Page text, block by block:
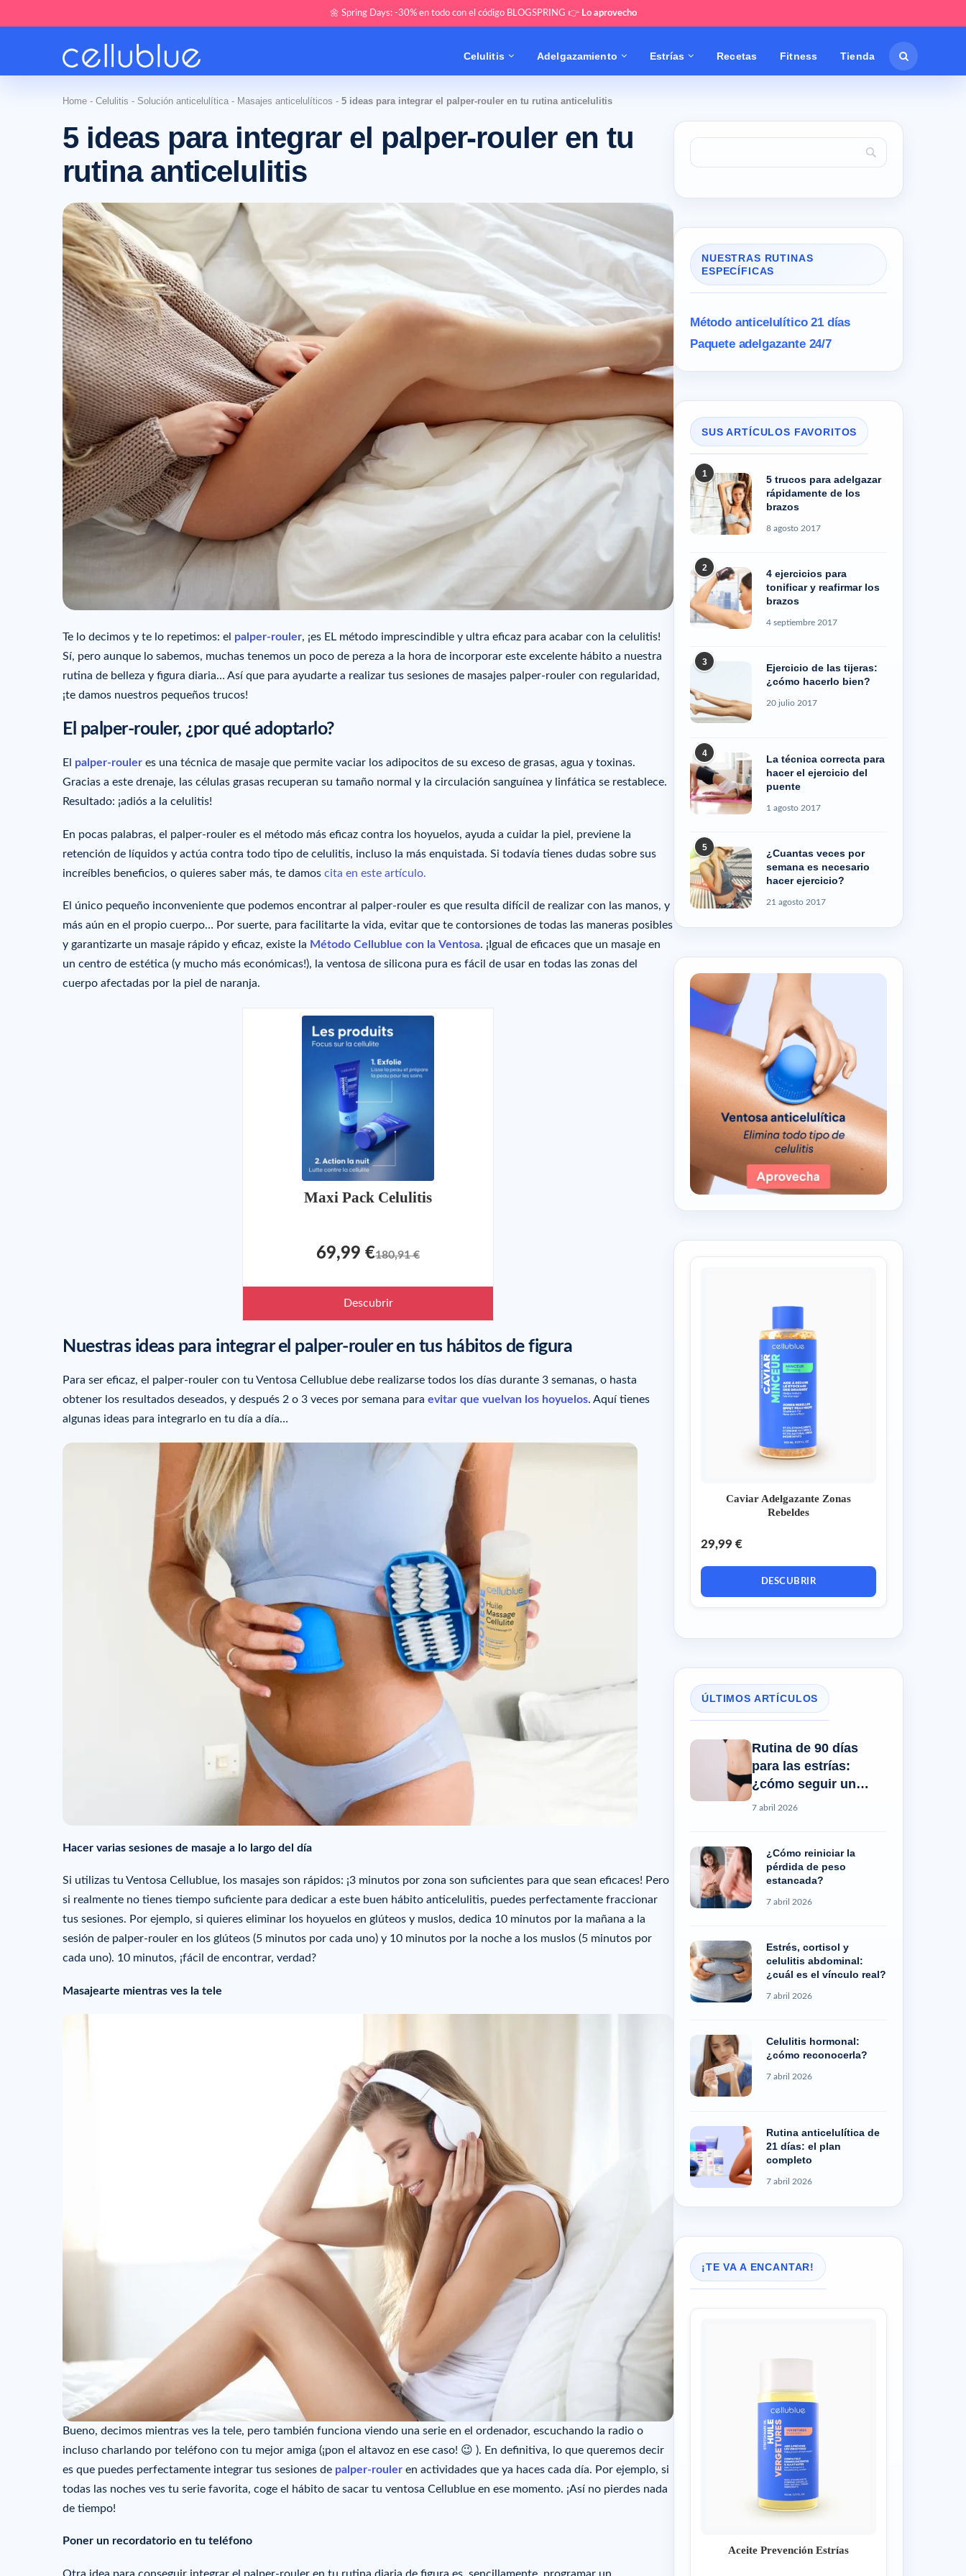
🌼 Spring Days: -30% en todo con el código BLOGSPRING 👉 Lo aprovecho
Celulitis Adelgazamiento Estrías Recetas Fitness Tienda
Home - Celulitis - Solución anticelulítica - Masajes anticelulíticos - 5 ideas para integrar el palper-rouler en tu rutina anticelulitis
5 ideas para integrar el palper-rouler en tu
rutina anticelulitis
Te lo decimos y te lo repetimos: el palper-rouler, ¡es EL método imprescindible y ultra eficaz para acabar con la celulitis!
Sí, pero aunque lo sabemos, muchas tenemos un poco de pereza a la hora de incorporar este excelente hábito a nuestra
rutina de belleza y figura diaria… Así que para ayudarte a realizar tus sesiones de masajes palper-rouler con regularidad,
¡te damos nuestros pequeños trucos!
El palper-rouler, ¿por qué adoptarlo?
El palper-rouler es una técnica de masaje que permite vaciar los adipocitos de su exceso de grasas, agua y toxinas.
Gracias a este drenaje, las células grasas recuperan su tamaño normal y la circulación sanguínea y linfática se restablece.
Resultado: ¡adiós a la celulitis!
En pocas palabras, el palper-rouler es el método más eficaz contra los hoyuelos, ayuda a cuidar la piel, previene la
retención de líquidos y actúa contra todo tipo de celulitis, incluso la más enquistada. Si todavía tienes dudas sobre sus
increíbles beneficios, o quieres saber más, te damos cita en este artículo.
El único pequeño inconveniente que podemos encontrar al palper-rouler es que resulta difícil de realizar con las manos, y
más aún en el propio cuerpo… Por suerte, para facilitarte la vida, evitar que te contorsiones de todas las maneras posibles
y garantizarte un masaje rápido y eficaz, existe la Método Cellublue con la Ventosa. ¡Igual de eficaces que un masaje en
un centro de estética (y mucho más económicas!), la ventosa de silicona pura es fácil de usar en todas las zonas del
cuerpo afectadas por la piel de naranja.
Maxi Pack Celulitis
69,99 €180,91 €
Descubrir
Nuestras ideas para integrar el palper-rouler en tus hábitos de figura
Para ser eficaz, el palper-rouler con tu Ventosa Cellublue debe realizarse todos los días durante 3 semanas, o hasta
obtener los resultados deseados, y después 2 o 3 veces por semana para evitar que vuelvan los hoyuelos. Aquí tienes
algunas ideas para integrarlo en tu día a día…
Hacer varias sesiones de masaje a lo largo del día
Si utilizas tu Ventosa Cellublue, los masajes son rápidos: ¡3 minutos por zona son suficientes para que sean eficaces! Pero
si realmente no tienes tiempo suficiente para dedicar a este buen hábito anticelulitis, puedes perfectamente fraccionar
tus sesiones. Por ejemplo, si quieres eliminar los hoyuelos en glúteos y muslos, dedica 10 minutos por la mañana a la
sesión de palper-rouler en los glúteos (5 minutos por cada uno) y 10 minutos por la noche a los muslos (5 minutos por
cada uno). 10 minutos, ¡fácil de encontrar, verdad?
Masajearte mientras ves la tele
Bueno, decimos mientras ves la tele, pero también funciona viendo una serie en el ordenador, escuchando la radio o
incluso charlando por teléfono con tu mejor amiga (¡pon el altavoz en ese caso! 😉 ). En definitiva, lo que queremos decir
es que puedes perfectamente integrar tus sesiones de palper-rouler en actividades que ya haces cada día. Por ejemplo, si
todas las noches ves tu serie favorita, coge el hábito de sacar tu ventosa Cellublue en ese momento. ¡Así no pierdes nada
de tiempo!
Poner un recordatorio en tu teléfono
Otra idea para conseguir integrar el palper-rouler en tu rutina diaria de figura es, sencillamente, programar un
NUESTRAS RUTINAS
ESPECÍFICAS
Método anticelulítico 21 días
Paquete adelgazante 24/7
SUS ARTÍCULOS FAVORITOS
1
5 trucos para adelgazar
rápidamente de los
brazos
8 agosto 2017
2
4 ejercicios para
tonificar y reafirmar los
brazos
4 septiembre 2017
3
Ejercicio de las tijeras:
¿cómo hacerlo bien?
20 julio 2017
4
La técnica correcta para
hacer el ejercicio del
puente
1 agosto 2017
5
¿Cuantas veces por
semana es necesario
hacer ejercicio?
21 agosto 2017
Caviar Adelgazante Zonas
Rebeldes
29,99 €
DESCUBRIR
ÚLTIMOS ARTÍCULOS
Rutina de 90 días
para las estrías:
¿cómo seguir un
progreso real?
7 abril 2026
¿Cómo reiniciar la
pérdida de peso
estancada?
7 abril 2026
Estrés, cortisol y
celulitis abdominal:
¿cuál es el vínculo real?
7 abril 2026
Celulitis hormonal:
¿cómo reconocerla?
7 abril 2026
Rutina anticelulítica de
21 días: el plan
completo
7 abril 2026
¡TE VA A ENCANTAR!
Aceite Prevención Estrías